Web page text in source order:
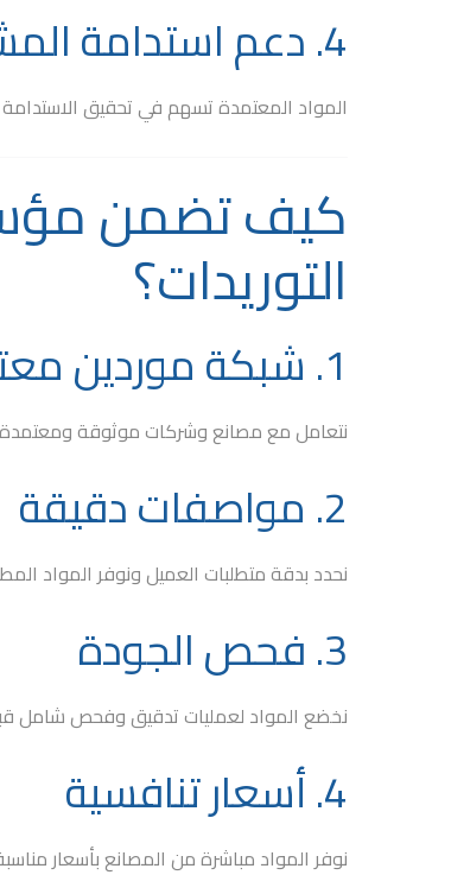
4. دعم استدامة المشاريع
المواد المعتمدة تسهم في تحقيق الاستدامة
كيف تضمن
التوريدات؟
1. شبكة موردين معتمدة
نتعامل مع مصانع وشركات موثوقة ومعتمدة
2. مواصفات دقيقة
نحدد بدقة متطلبات العميل ونوفر المواد
3. فحص الجودة
نخضع المواد لعمليات تدقيق وفحص شامل
4. أسعار تنافسية
نوفر المواد مباشرة من المصانع بأسعار